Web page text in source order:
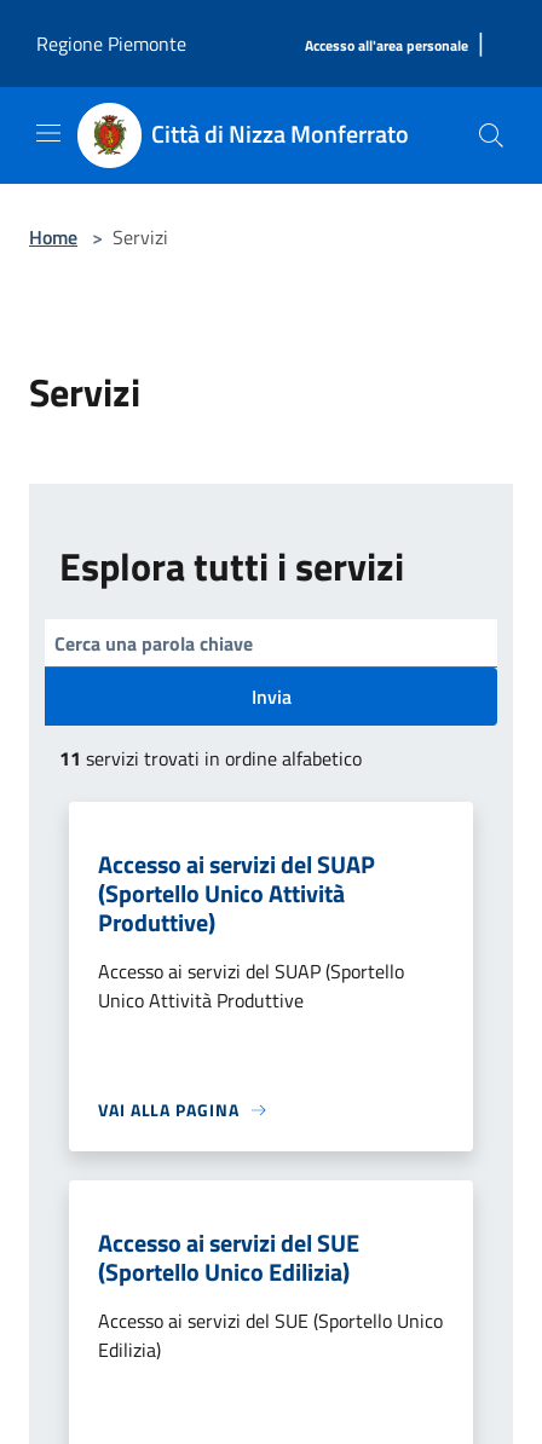
Regione Piemonte
Accesso all'area personale |
Città di Nizza Monferrato
Home > Servizi
Servizi
Esplora tutti i servizi
Invia
11 servizi trovati in ordine alfabetico
Accesso ai servizi del SUAP
(Sportello Unico Attività
Produttive)
Accesso ai servizi del SUAP (Sportello
Unico Attività Produttive
VAI ALLA PAGINA
Accesso ai servizi del SUE
(Sportello Unico Edilizia)
Accesso ai servizi del SUE (Sportello Unico
Edilizia)